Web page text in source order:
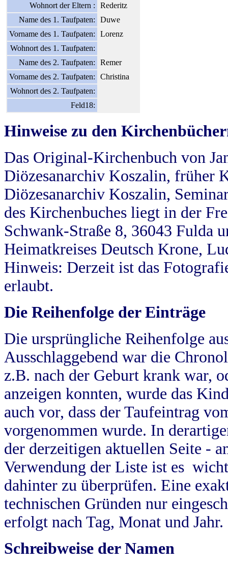
Wohnort der Eltern :
Rederitz
Name des 1. Taufpaten:
Duwe
Vorname des 1. Taufpaten:
Lorenz
Wohnort des 1. Taufpaten:
Name des 2. Taufpaten:
Remer
Vorname des 2. Taufpaten:
Christina
Wohnort des 2. Taufpaten:
Feld18:
Hinweise zu den
Das Original-Kirchenbuch von
Diözesanarchiv Koszalin, früher
Diözesanarchiv Koszalin,
des Kirchenbuches liegt in der
Schwank-Straße 8, 36043 Fulda
Heimatkreises Deutsch Krone,
Hinweis: Derzeit ist das
erlaubt.
Die Reihenfolge der Einträge
Die ursprüngliche Reihenfolge
Ausschlaggebend war die
z.B. nach der Geburt krank war,
anzeigen konnten, wurde das
auch vor, dass der Taufeintrag
vorgenommen wurde. In
der derzeitigen aktuellen Seite -
Verwendung der Liste ist es
dahinter zu überprüfen. Eine
technischen Gründen nur
erfolgt nach Tag, Monat und Jahr.
Schreibweise der Namen